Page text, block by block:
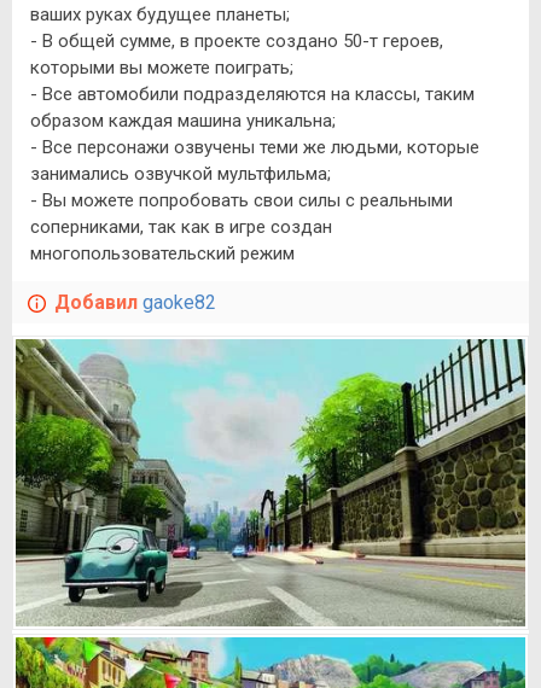
ваших руках будущее планеты;
- В общей сумме, в проекте создано 50-т героев,
которыми вы можете поиграть;
- Все автомобили подразделяются на классы, таким
образом каждая машина уникальна;
- Все персонажи озвучены теми же людьми, которые
занимались озвучкой мультфильма;
- Вы можете попробовать свои силы с реальными
соперниками, так как в игре создан
многопользовательский режим
Добавил gaoke82